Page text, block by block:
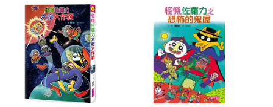
[日]原晴子 林子裕(1)
[日]原裕朗&BIRTHDAY(1)
三宅裕之(1) 伊崎裕之(1)
楓書坊(2) 清華大學出版社(2)
漫遊者文化(2) 龍溪(2)
PCuSER電腦人文化(1)